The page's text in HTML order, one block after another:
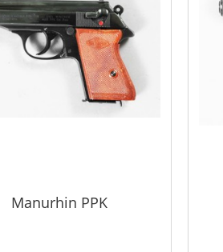
Manurhin PPK